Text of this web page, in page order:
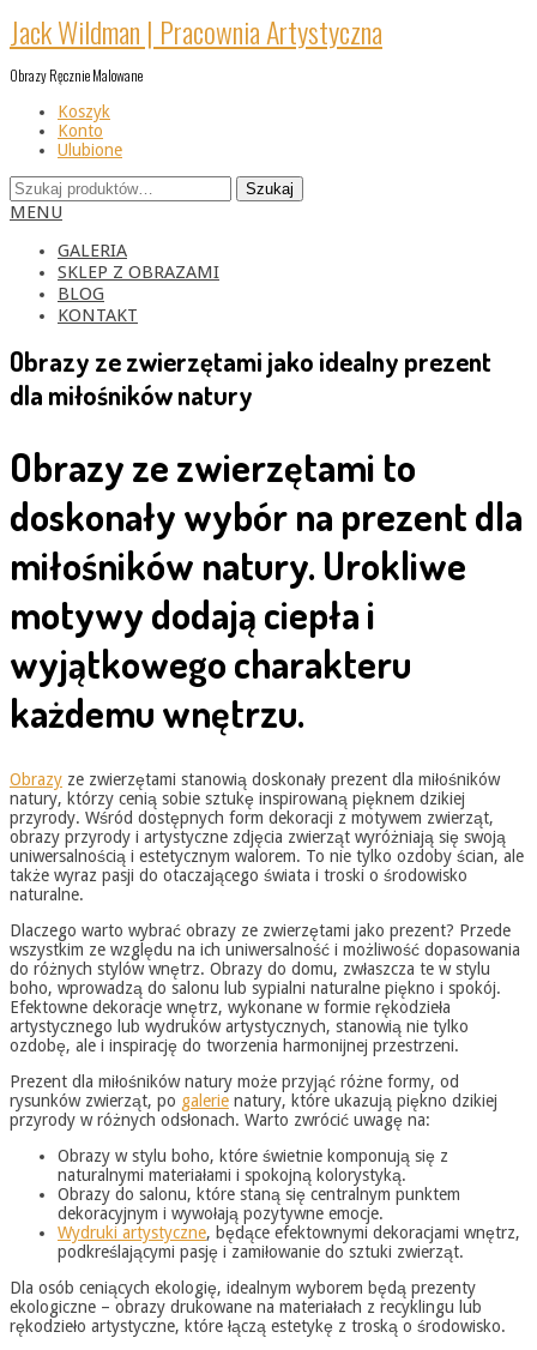
Skip
to
Jack Wildman | Pracownia Artystyczna
Obrazy Ręcznie Malowane
Koszyk
Konto
Ulubione
Szukaj:
Szukaj
Primary
Menu
MENU
GALERIA
SKLEP Z OBRAZAMI
BLOG
KONTAKT
Obrazy ze zwierzętami jako idealny prezent
dla miłośników natury
Obrazy ze zwierzętami to
doskonały wybór na prezent dla
miłośników natury. Urokliwe
motywy dodają ciepła i
wyjątkowego charakteru
każdemu wnętrzu.
Obrazy ze zwierzętami stanowią doskonały prezent dla miłośników
natury, którzy cenią sobie sztukę inspirowaną pięknem dzikiej
przyrody. Wśród dostępnych form dekoracji z motywem zwierząt,
obrazy przyrody i artystyczne zdjęcia zwierząt wyróżniają się swoją
uniwersalnością i estetycznym walorem. To nie tylko ozdoby ścian, ale
także wyraz pasji do otaczającego świata i troski o środowisko
naturalne.
Dlaczego warto wybrać obrazy ze zwierzętami jako prezent? Przede
wszystkim ze względu na ich uniwersalność i możliwość dopasowania
do różnych stylów wnętrz. Obrazy do domu, zwłaszcza te w stylu
boho, wprowadzą do salonu lub sypialni naturalne piękno i spokój.
Efektowne dekoracje wnętrz, wykonane w formie rękodzieła
artystycznego lub wydruków artystycznych, stanowią nie tylko
ozdobę, ale i inspirację do tworzenia harmonijnej przestrzeni.
Prezent dla miłośników natury może przyjąć różne formy, od
rysunków zwierząt, po galerie natury, które ukazują piękno dzikiej
przyrody w różnych odsłonach. Warto zwrócić uwagę na:
Obrazy w stylu boho, które świetnie komponują się z
naturalnymi materiałami i spokojną kolorystyką.
Obrazy do salonu, które staną się centralnym punktem
dekoracyjnym i wywołają pozytywne emocje.
Wydruki artystyczne, będące efektownymi dekoracjami wnętrz,
podkreślającymi pasję i zamiłowanie do sztuki zwierząt.
Dla osób ceniących ekologię, idealnym wyborem będą prezenty
ekologiczne – obrazy drukowane na materiałach z recyklingu lub
rękodzieło artystyczne, które łączą estetykę z troską o środowisko.